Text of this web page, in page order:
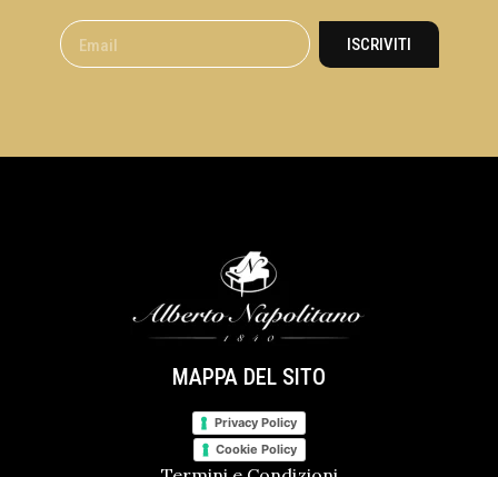
ISCRIVITI
MAPPA DEL SITO
Privacy Policy
Cookie Policy